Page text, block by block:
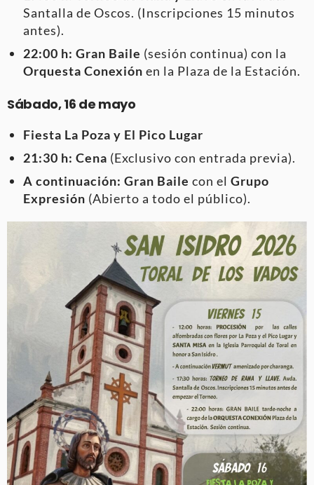
Santalla de Oscos. (Inscripciones 15 minutos
antes).
22:00 h: Gran Baile (sesión continua) con la
Orquesta Conexión en la Plaza de la Estación.
Sábado, 16 de mayo
Fiesta La Poza y El Pico Lugar
21:30 h: Cena (Exclusivo con entrada previa).
A continuación: Gran Baile con el Grupo
Expresión (Abierto a todo el público).